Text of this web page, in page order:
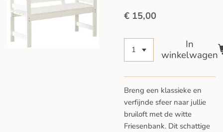
€ 15,00
In
winkelwagen
Breng een klassieke en
verfijnde sfeer naar jullie
bruiloft met de witte
Friesenbank. Dit schattige